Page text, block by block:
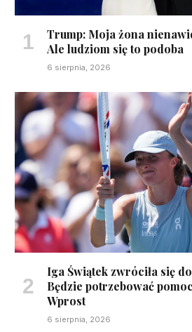
Trump: Moja żona
Ale ludziom się to podoba
6 sierpnia, 2026
Iga Świątek zwróciła się
Będzie potrzebować
Wprost
6 sierpnia, 2026